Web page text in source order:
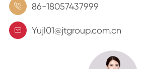
 86-18057437999
 Yujl01@jtgroup.com.cn